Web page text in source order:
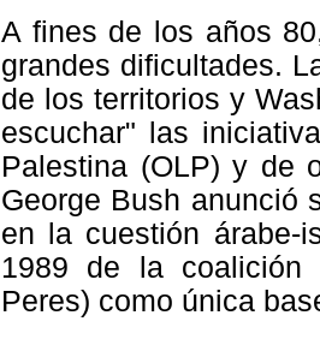
A fines de los años
grandes dificultades.
de los territorios y
escuchar" las
Palestina (OLP) y de
George Bush anunció
en la cuestión árabe-
1989 de la coalición
Peres) como única